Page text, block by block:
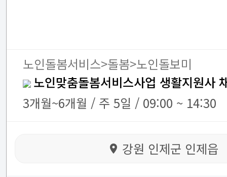
노인돌봄서비스>돌봄>노인돌보미
노인맞춤돌봄서비스사업 생활지원사
3개월~6개월 / 주 5일 / 09:00 ~ 14:30
강원 인제군 인제읍